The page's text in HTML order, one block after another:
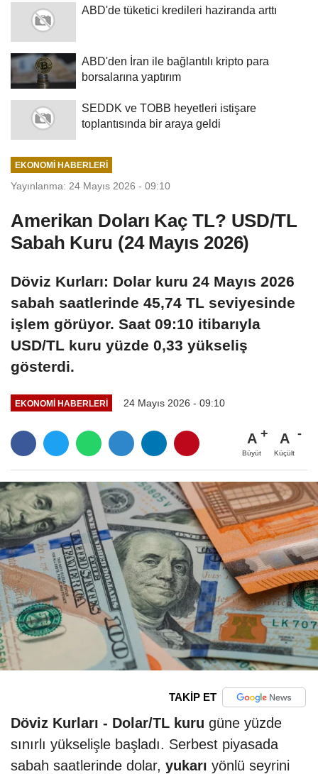
ABD'de tüketici kredileri haziranda arttı
ABD'den İran ile bağlantılı kripto para
borsalarına yaptırım
SEDDK ve TOBB heyetleri istişare
toplantısında bir araya geldi
EKONOMI HABERLERI
Yayınlanma: 24 Mayıs 2026 - 09:10
Amerikan Doları Kaç TL? USD/TL
Sabah Kuru (24 Mayıs 2026)
Döviz Kurları: Dolar kuru 24 Mayıs 2026
sabah saatlerinde 45,74 TL seviyesinde
işlem görüyor. Saat 09:10 itibarıyla
USD/TL kuru yüzde 0,33 yükseliş
gösterdi.
EKONOMI HABERLERI 24 Mayıs 2026 - 09:10
A
Büyüt
A
Küçült
TAKİP ET
Döviz Kurları - Dolar/TL kuru güne yüzde
sınırlı yükselişle başladı. Serbest piyasada
sabah saatlerinde dolar, yukarı yönlü seyrini